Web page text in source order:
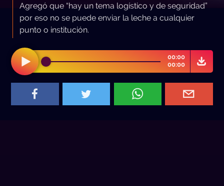
Agregó que “hay un tema logístico y de seguridad”
por eso no se puede enviar la leche a cualquier
punto o institución.
00:00
00:00